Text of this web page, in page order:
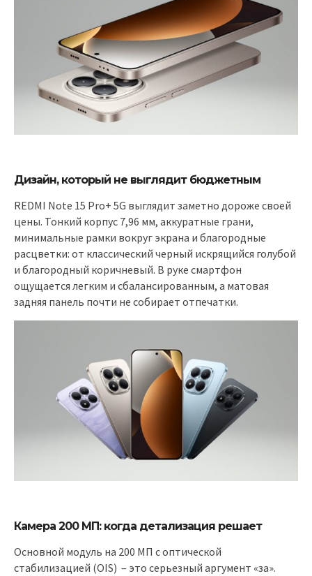
Дизайн, который не выглядит бюджетным
REDMI Note 15 Pro+ 5G выглядит заметно дороже своей
цены. Тонкий корпус 7,96 мм, аккуратные грани,
минимальные рамки вокруг экрана и благородные
расцветки: от классический черный искрящийся голубой
и благородный коричневый. В руке смартфон
ощущается легким и сбалансированным, а матовая
задняя панель почти не собирает отпечатки.
Камера 200 МП: когда детализация решает
Основной модуль на 200 МП с оптической
стабилизацией (OIS) – это серьезный аргумент «за».